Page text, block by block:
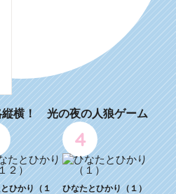
横！ 光の夜の人狼ゲーム
ひかり（１
4
ひなたとひかり（１）